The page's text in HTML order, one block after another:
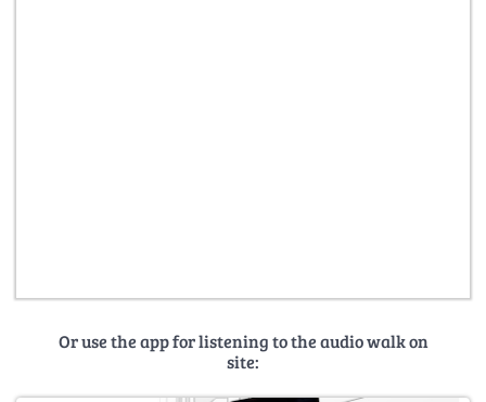
Or use the app for listening to the audio walk on
site: